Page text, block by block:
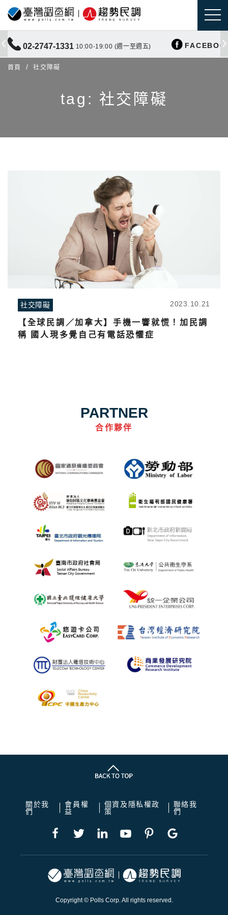
02-2747-1331 10:00-19:00 (週一至週五)
首頁 社交障礙
tag: 社交障礙
社交障礙 2023.10.21
【全球民調／加拿大】手機一響就慌！加民調
稱 國人現多覺自己有電話恐懼症
PARTNER
合作夥伴
關於我
們
會員權
益
個資及隱私權政
策
聯絡我
們
Copyright © Polls Corp. All rights reserved.